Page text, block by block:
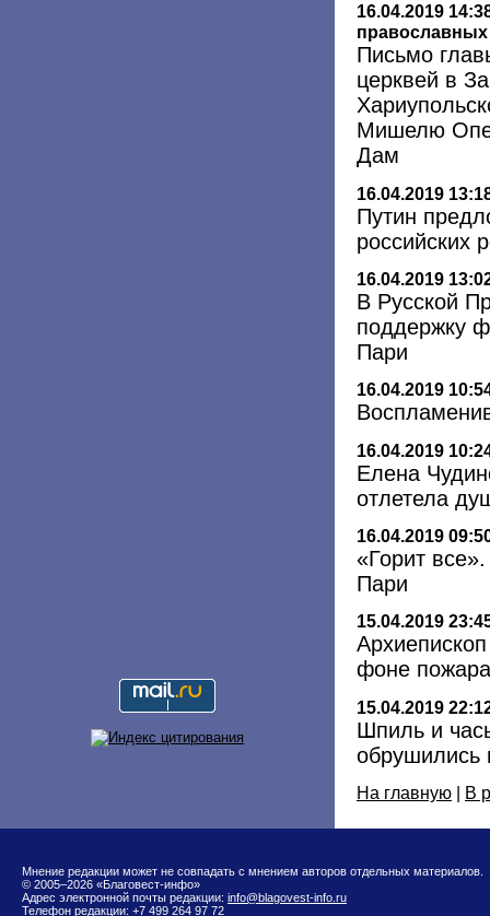
16.04.2019
православных
Письмо
церквей в
Мишелю
Дам
16.04.2019
Путин
российских
16.04.2019
В Русской
поддержку
Пари
16.04.2019
16.04.2019
Елена
отлетела
16.04.2019
«Горит
Пари
15.04.2019
фоне
15.04.2019
Шпиль и
обрушились
На главную | В
Мнение редакции может не совпадать с мнением авторов отдельных материалов.
© 2005–2026 «Благовест-инфо»
Адрес электронной почты редакции: info@blagovest-info.ru
Телефон редакции: +7 499 264 97 72